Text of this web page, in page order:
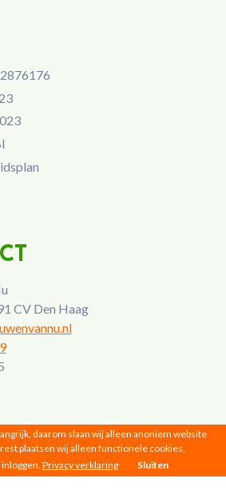
CV Den Haag
© 2026 |Privacy|Disclaimer
daarom slaan wij alleen anoniem website
plaatsen wij alleen functionele cookies,
Privacy verklaring Sluiten